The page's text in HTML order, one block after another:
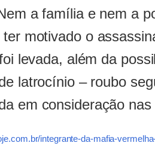
a família e nem a
ter motivado o
levada, além da
latrocínio – roubo
em consideração
integrante-da-mafia-